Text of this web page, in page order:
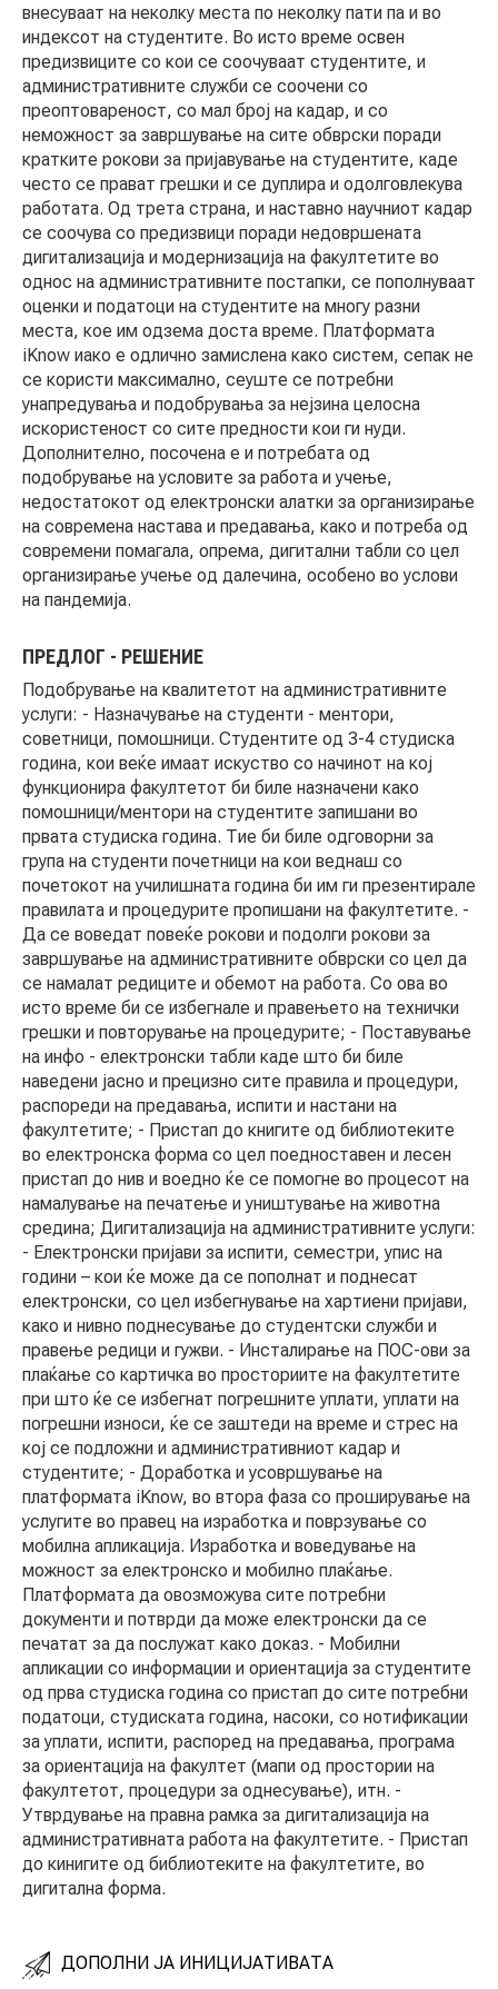
внесуваат на неколку места по неколку пати па и во
индексот на студентите. Во исто време освен
предизвиците со кои се соочуваат студентите, и
административните служби се соочени со
преоптовареност, со мал број на кадар, и со
неможност за завршување на сите обврски поради
кратките рокови за пријавување на студентите, каде
често се прават грешки и се дуплира и одолговлекува
работата. Од трета страна, и наставно научниот кадар
се соочува со предизвици поради недовршената
дигитализација и модернизација на факултетите во
однос на административните постапки, се пополнуваат
оценки и податоци на студентите на многу разни
места, кое им одзема доста време. Платформата
iKnow иако е одлично замислена како систем, сепак не
се користи максимално, сеуште се потребни
унапредувања и подобрувања за нејзина целосна
искористеност со сите предности кои ги нуди.
Дополнително, посочена е и потребата од
подобрување на условите за работа и учење,
недостатокот од електронски алатки за организирање
на современа настава и предавања, како и потреба од
современи помагала, опрема, дигитални табли со цел
организирање учење од далечина, особено во услови
на пандемија.
ПРЕДЛОГ - РЕШЕНИЕ
Подобрување на квалитетот на административните
услуги: - Назначување на студенти - ментори,
советници, помошници. Студентите од 3-4 студиска
година, кои веќе имаат искуство со начинот на кој
функционира факултетот би биле назначени како
помошници/ментори на студентите запишани во
првата студиска година. Тие би биле одговорни за
група на студенти почетници на кои веднаш со
почетокот на училишната година би им ги презентирале
правилата и процедурите пропишани на факултетите. -
Да се воведат повеќе рокови и подолги рокови за
завршување на административните обврски со цел да
се намалат редиците и обемот на работа. Со ова во
исто време би се избегнале и правењето на технички
грешки и повторување на процедурите; - Поставување
на инфо - електронски табли каде што би биле
наведени јасно и прецизно сите правила и процедури,
распореди на предавања, испити и настани на
факултетите; - Пристап до книгите од библиотеките
во електронска форма со цел поедноставен и лесен
пристап до нив и воедно ќе се помогне во процесот на
намалување на печатење и уништување на животна
средина; Дигитализација на административните услуги:
- Електронски пријави за испити, семестри, упис на
години – кои ќе може да се пополнат и поднесат
електронски, со цел избегнување на хартиени пријави,
како и нивно поднесување до студентски служби и
правење редици и гужви. - Инсталирање на ПОС-ови за
плаќање со картичка во просториите на факултетите
при што ќе се избегнат погрешните уплати, уплати на
погрешни износи, ќе се заштеди на време и стрес на
кој се подложни и административниот кадар и
студентите; - Доработка и усовршување на
платформата iKnow, во втора фаза со проширување на
услугите во правец на изработка и поврзување со
мобилна апликација. Изработка и воведување на
можност за електронско и мобилно плаќање.
Платформата да овозможува сите потребни
документи и потврди да може електронски да се
печатат за да послужат како доказ. - Мобилни
апликации со информации и ориентација за студентите
од прва студиска година со пристап до сите потребни
податоци, студиската година, насоки, со нотификации
за уплати, испити, распоред на предавања, програма
за ориентација на факултет (мапи од простории на
факултетот, процедури за однесување), итн. -
Утврдување на правна рамка за дигитализација на
административната работа на факултетите. - Пристап
до кинигите од библиотеките на факултетите, во
дигитална форма.
ДОПОЛНИ ЈА ИНИЦИЈАТИВАТА